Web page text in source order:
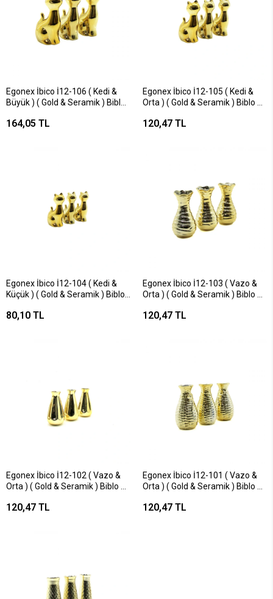
Egonex İbico İ12-106 ( Kedi &
Büyük ) ( Gold & Seramik ) Biblo
164,05 TL
Egonex İbico İ12-105 ( Kedi &
Orta ) ( Gold & Seramik ) Biblo &
120,47 TL
Egonex İbico İ12-104 ( Kedi &
Küçük ) ( Gold & Seramik ) Biblo
80,10 TL
Egonex İbico İ12-103 ( Vazo &
Orta ) ( Gold & Seramik ) Biblo &
120,47 TL
Egonex İbico İ12-102 ( Vazo &
Orta ) ( Gold & Seramik ) Biblo &
120,47 TL
Egonex İbico İ12-101 ( Vazo &
Orta ) ( Gold & Seramik ) Biblo &
120,47 TL